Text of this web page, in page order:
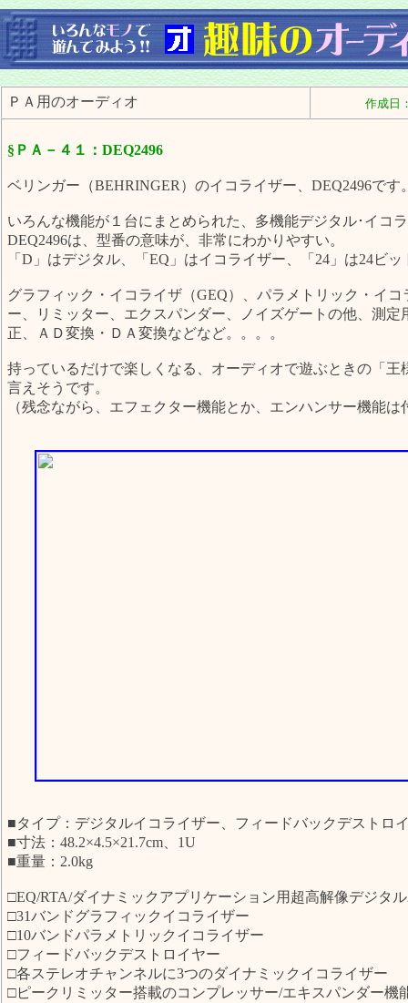
ＰＡ用のオーディオ 作成日
§ＰＡ－４１：DEQ2496
ベリンガー（BEHRINGER）のイコライザー、DEQ2496です
いろんな機能が１台にまとめられた、多機能デジタル･イコ
DEQ2496は、型番の意味が、非常にわかりやすい。
「D」はデジタル、「EQ」はイコライザー、「24」は24ビ
グラフィック・イコライザ（GEQ）、パラメトリック・イ
ー、リミッター、エクスパンダー、ノイズゲートの他、測
正、ＡＤ変換・ＤＡ変換などなど。。。。
持っているだけで楽しくなる、オーディオで遊ぶときの「王
言えそうです。
（残念ながら、エフェクター機能とか、エンハンサー機能は
■タイプ：デジタルイコライザー、フィードバックデストロ
■寸法：48.2×4.5×21.7cm、1U
■重量：2.0kg
□EQ/RTA/ダイナミックアプリケーション用超高解像デジタ
□31バンドグラフィックイコライザー
□10バンドパラメトリックイコライザー
□フィードバックデストロイヤー
□各ステレオチャンネルに3つのダイナミックイコライザー
□ピークリミッター搭載のコンプレッサー/エキスパンダー機